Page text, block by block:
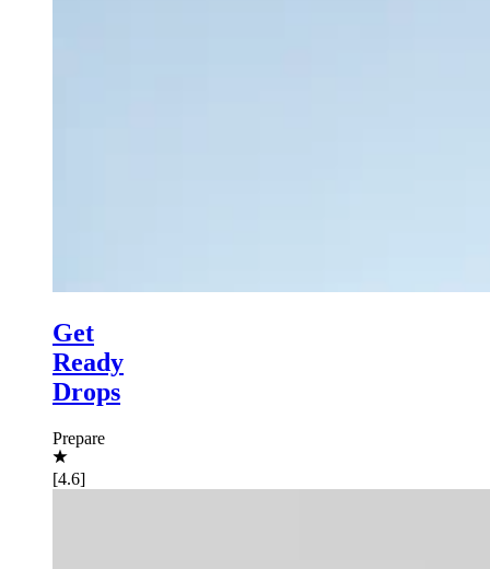
Get
Ready
Drops
Prepare
[4.6]